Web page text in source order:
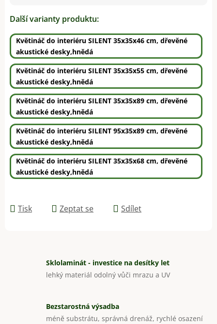
Další varianty produktu:
Květináč do interiéru SILENT 35x35x46 cm, dřevěné
akustické desky,hnědá
Květináč do interiéru SILENT 35x35x55 cm, dřevěné
akustické desky,hnědá
Květináč do interiéru SILENT 35x35x89 cm, dřevěné
akustické desky,hnědá
Květináč do interiéru SILENT 95x35x89 cm, dřevěné
akustické desky,hnědá
Květináč do interiéru SILENT 35x35x68 cm, dřevěné
akustické desky,hnědá
Tisk Zeptat se Sdílet
Sklolaminát - investice na desítky let
lehký materiál odolný vůči mrazu a UV
Bezstarostná výsadba
méně substrátu, správná drenáž, rychlé osazení